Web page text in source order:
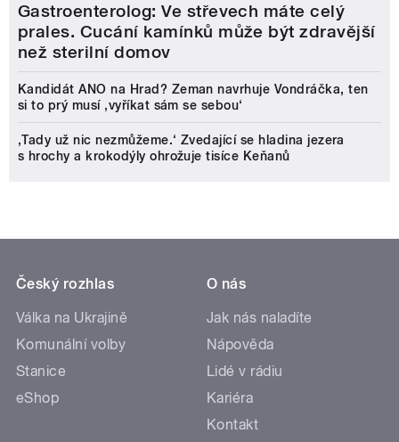
Gastroenterolog: Ve střevech máte celý
prales. Cucání kamínků může být zdravější
než sterilní domov
Kandidát ANO na Hrad? Zeman navrhuje Vondráčka, ten
si to prý musí ‚vyříkat sám se sebou‘
‚Tady už nic nezmůžeme.‘ Zvedající se hladina jezera
s hrochy a krokodýly ohrožuje tisíce Keňanů
Český rozhlas
Válka na Ukrajině
Komunální volby
Stanice
eShop
O nás
Jak nás naladíte
Nápověda
Lidé v rádiu
Kariéra
Kontakt